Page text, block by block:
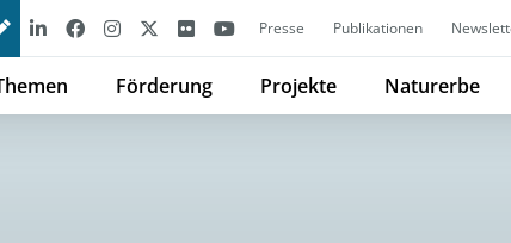
Presse Publikationen
Förderung Projekte Naturerbe